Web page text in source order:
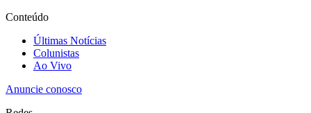
Conteúdo
Últimas Notícias
Colunistas
Ao Vivo
Anuncie conosco